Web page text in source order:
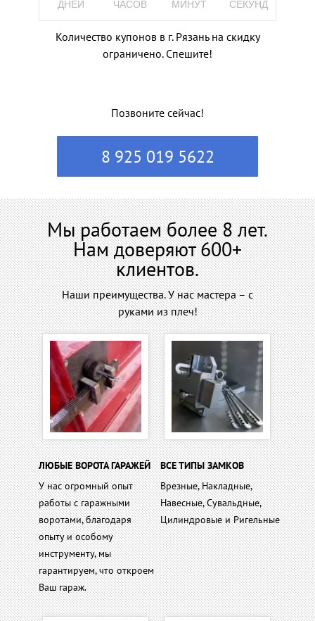
ДНЕЙ ЧАСОВ МИНУТ СЕКУНД
Количество купонов в г. Рязань на скидку
ограничено. Спешите!
Позвоните сейчас!
8 925 019 5622
Мы работаем более 8 лет.
Нам доверяют 600+
клиентов.
Наши преимущества. У нас мастера – с
руками из плеч!
ЛЮБЫЕ ВОРОТА ГАРАЖЕЙ
У нас огромный опыт
работы с гаражными
воротами, благодаря
опыту и особому
инструменту, мы
гарантируем, что откроем
Ваш гараж.
ВСЕ ТИПЫ ЗАМКОВ
Врезные, Накладные,
Навесные, Сувальдные,
Цилиндровые и Ригельные